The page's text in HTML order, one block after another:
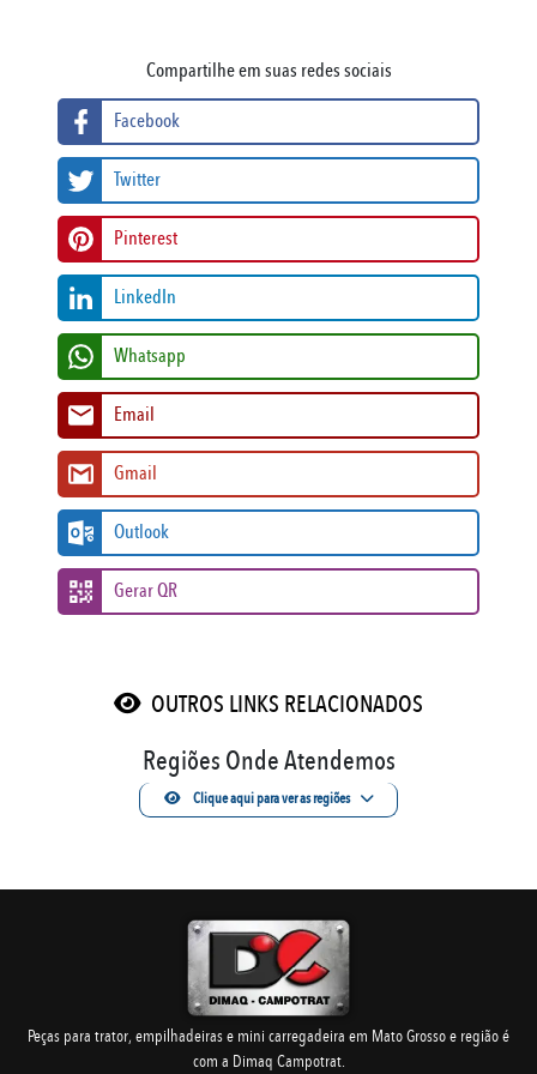
Compartilhe em suas redes sociais
Facebook
Twitter
Pinterest
LinkedIn
Whatsapp
Email
Gmail
Outlook
Gerar QR
OUTROS LINKS RELACIONADOS
Regiões Onde Atendemos
Clique aqui para ver as regiões
Peças para trator, empilhadeiras e mini carregadeira em Mato Grosso e região é
com a Dimaq Campotrat.